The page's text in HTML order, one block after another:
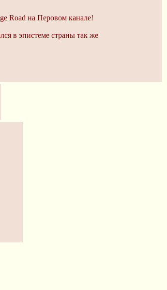
Road на Перовом канале!
в эпистеме страны так же